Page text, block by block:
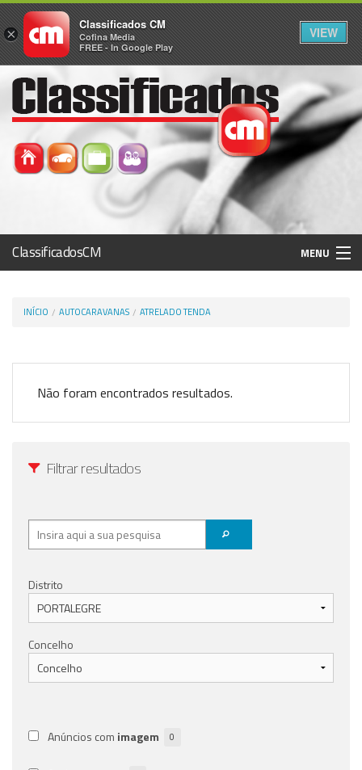
ClassificadosCM MENU
Histórico
INÍCIO AUTOCARAVANAS ATRELADO TENDA
Não foram encontrados resultados.
Filtrar resultados
Distrito
Concelho
Anúncios com imagem 0
×
Classificados CM
Cofina Media
FREE - In Google Play
VIEW